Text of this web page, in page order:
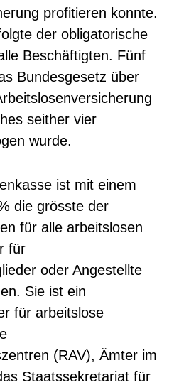
profitieren konnte.
der obligatorische
Beschäftigten. Fünf
Bundesgesetz über
seither vier
wurde.
ist mit einem
die grösste der
für alle arbeitslosen
für
oder Angestellte
Sie ist ein
für arbeitslose
(RAV), Ämter im
Staatssekretariat für